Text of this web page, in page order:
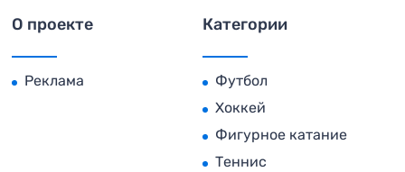
О проекте
Реклама
Категории
Футбол
Хоккей
Фигурное катание
Теннис